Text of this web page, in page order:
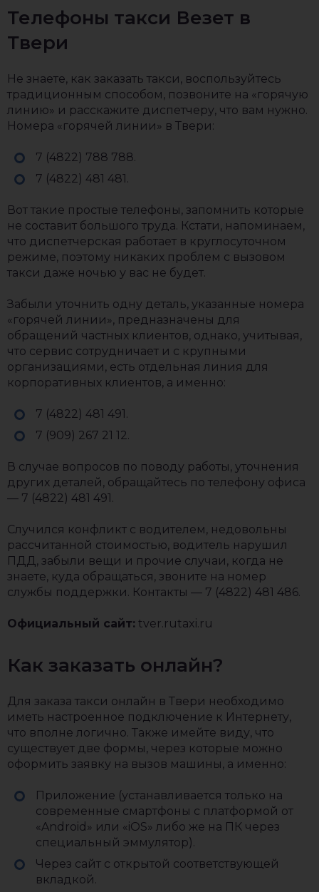
Телефоны такси Везет в
Твери
Не знаете, как заказать такси, воспользуйтесь
традиционным способом, позвоните на «горячую
линию» и расскажите диспетчеру, что вам нужно.
Номера «горячей линии» в Твери:
7 (4822) 788 788.
7 (4822) 481 481.
Вот такие простые телефоны, запомнить которые
не составит большого труда. Кстати, напоминаем,
что диспетчерская работает в круглосуточном
режиме, поэтому никаких проблем с вызовом
такси даже ночью у вас не будет.
Забыли уточнить одну деталь, указанные номера
«горячей линии», предназначены для
обращений частных клиентов, однако, учитывая,
что сервис сотрудничает и с крупными
организациями, есть отдельная линия для
корпоративных клиентов, а именно:
7 (4822) 481 491.
7 (909) 267 21 12.
В случае вопросов по поводу работы, уточнения
других деталей, обращайтесь по телефону офиса
— 7 (4822) 481 491.
Случился конфликт с водителем, недовольны
рассчитанной стоимостью, водитель нарушил
ПДД, забыли вещи и прочие случаи, когда не
знаете, куда обращаться, звоните на номер
службы поддержки. Контакты — 7 (4822) 481 486.
Официальный сайт: tver.rutaxi.ru
Как заказать онлайн?
Для заказа такси онлайн в Твери необходимо
иметь настроенное подключение к Интернету,
что вполне логично. Также имейте виду, что
существует две формы, через которые можно
оформить заявку на вызов машины, а именно:
Приложение (устанавливается только на
современные смартфоны с платформой от
«Android» или «iOS» либо же на ПК через
специальный эммулятор).
Через сайт с открытой соответствующей
вкладкой.